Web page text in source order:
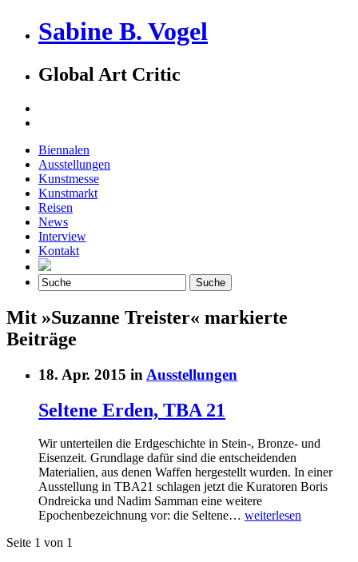
Sabine B. Vogel
Global Art Critic
Biennalen
Ausstellungen
Kunstmesse
Kunstmarkt
Reisen
News
Interview
Kontakt
Mit »Suzanne Treister« markierte
Beiträge
18. Apr. 2015 in Ausstellungen
Seltene Erden, TBA 21
Wir unterteilen die Erdgeschichte in Stein-, Bronze- und
Eisenzeit. Grundlage dafür sind die entscheidenden
Materialien, aus denen Waffen hergestellt wurden. In einer
Ausstellung in TBA21 schlagen jetzt die Kuratoren Boris
Ondreicka und Nadim Samman eine weitere
Epochenbezeichnung vor: die Seltene… weiterlesen
Seite 1 von 1